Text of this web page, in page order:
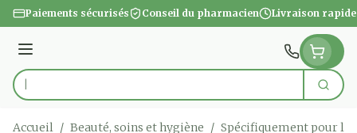
Aller au contenu
Paiements sécurisés Conseil du pharmacien Livraison rapide
Menu
Rechercher
Accueil / Beauté, soins et hygiène / Spécifiquement pour